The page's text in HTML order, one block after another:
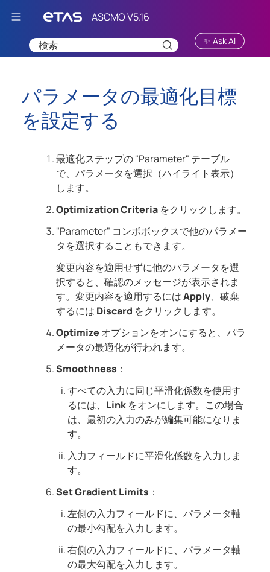
Skip To Main Content
✨ Ask AI
パラメータの最適化目標
を設定する
最適化ステップの "Parameter" テーブル
で、パラメータを選択（ハイライト表示）
します。
Optimization Criteriaをクリックします。
"Parameter" コンボボックスで他のパラメー
タを選択することもできます。
変更内容を適用せずに他のパラメータを選
択すると、確認のメッセージが表示されま
す。変更内容を適用するにはApply、破棄
するには Discard をクリックします。
Optimize オプションをオンにすると、パラ
メータの最適化が行われます。
Smoothness ：
すべての入力に同じ平滑化係数を使用す
るには、 Linkをオンにします。この場合
は、最初の入力のみが編集可能になりま
す。
入力フィールドに平滑化係数を入力しま
す。
Set Gradient Limits ：
左側の入力フィールドに、パラメータ軸
の最小勾配を入力します。
右側の入力フィールドに、パラメータ軸
の最大勾配を入力します。